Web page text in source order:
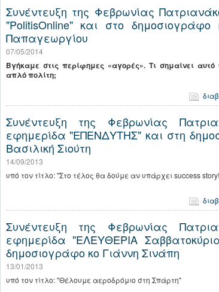
Συνέντευξη της Φεβρωνίας
"PolitisOnline" και στο
Παπαγεωργίου
07/05/2014
Βγήκαμε στις περίφημες «αγορές». Τι σημαίνει αυτό
απλό πολίτη;
Συνέντευξη της Φεβρωνίας
εφημερίδα "ΕΠΕΝΔΥΤΗΣ" και στη
Βασιλική Σιούτη
14/09/2013
υπό τον τίτλο: "Στο τέλος θα δούμε αν υπάρχει success
Συνέντευξη της Φεβρωνίας
εφημερίδα "ΕΛΕΥΘΕΡΙΑ
δημοσιογράφο κο Γιάννη Σινάπη
13/01/2013
υπό τον τίτλο: "Θέλουμε αεροδρόμιο στη Σπάρτη"